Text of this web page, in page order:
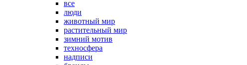
все
люди
животный мир
растительный мир
зимний мотив
техносфера
надписи